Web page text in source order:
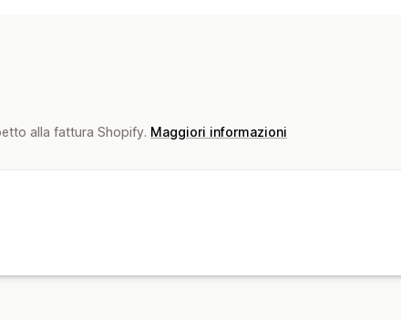
alla fattura Shopify. Maggiori informazioni